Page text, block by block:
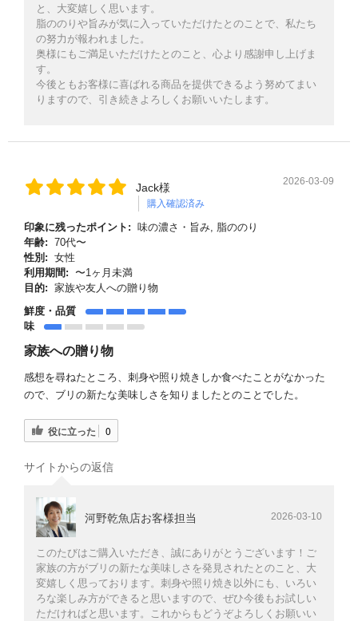
と、大変嬉しく思います。
脂ののりや旨みが気に入っていただけたとのことで、私たち
の努力が報われました。
奥様にもご満足いただけたとのこと、心より感謝申し上げま
す。
今後ともお客様に喜ばれる商品を提供できるよう努めてまい
りますので、引き続きよろしくお願いいたします。
Jack様
購入確認済み
2026-03-09
印象に残ったポイント: 味の濃さ・旨み, 脂ののり
年齢: 70代〜
性別: 女性
利用期間: 〜1ヶ月未満
目的: 家族や友人への贈り物
鮮度・品質
味
家族への贈り物
感想を尋ねたところ、刺身や照り焼きしか食べたことがなかった
ので、ブリの新たな美味しさを知りましたとのことでした。
役に立った 0
サイトからの返信
河野乾魚店お客様担当 2026-03-10
このたびはご購入いただき、誠にありがとうございます！ご
家族の方がブリの新たな美味しさを発見されたとのこと、大
変嬉しく思っております。刺身や照り焼き以外にも、いろい
ろな楽しみ方ができると思いますので、ぜひ今後もお試しい
ただければと思います。これからもどうぞよろしくお願いい